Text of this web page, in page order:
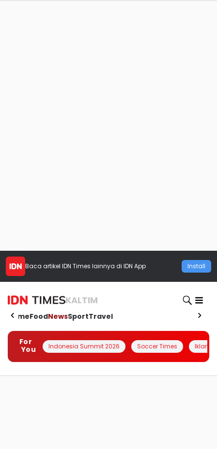
Baca artikel IDN Times lainnya di IDN App Install
KALTIM
HomeFoodNewsSportTravel
For
You
Indonesia Summit 2026 Soccer Times Iklanin